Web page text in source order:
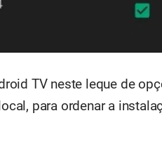
TV neste leque de
para ordenar a